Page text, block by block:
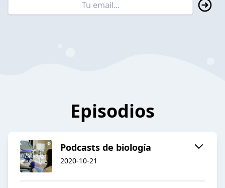
Episodios
Podcasts de biología
2020-10-21